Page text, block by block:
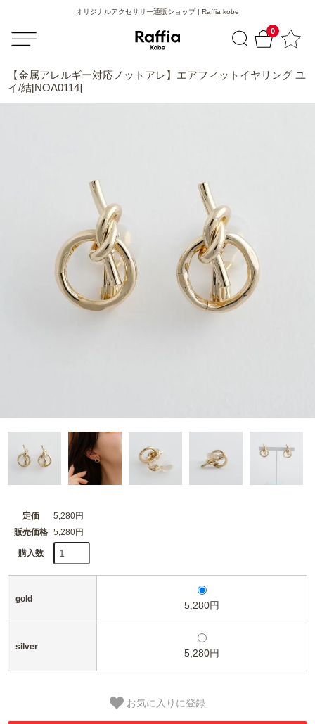
0
オリジナルアクセサリー通販ショップ | Raffia kobe
【金属アレルギー対応ノットアレ】エアフィットイヤリング ユ
イ/結[NOA0114]
定価
5,280円
販売価格
5,280円
購入数
gold
5,280円
silver
5,280円
お気に入りに登録